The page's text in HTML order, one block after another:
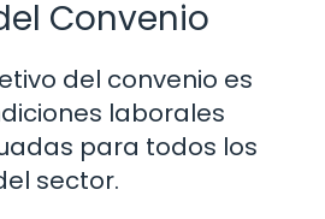
Convenio
del convenio es
laborales
para todos los
sector.